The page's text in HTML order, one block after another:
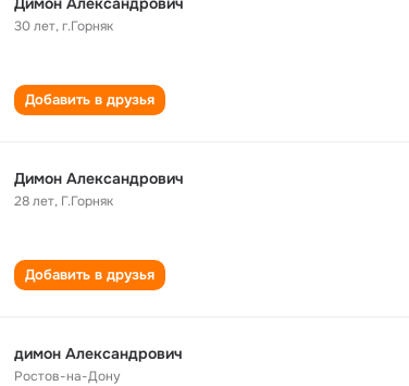
30 лет,г.Горняк
Добавить в друзья
Димон Александрович
28 лет, Г.Горняк
Добавить в друзья
димон Александрович
Ростов-на-Дону